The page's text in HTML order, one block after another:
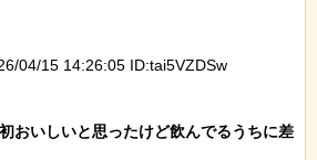
04/15 14:26:05 ID:tai5VZDSw
おいしいと思ったけど飲んでるうちに差